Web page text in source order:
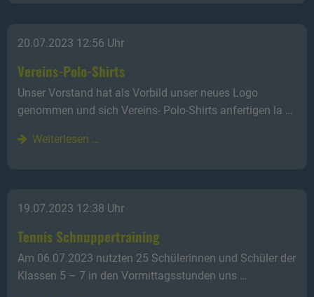
20.07.2023 12:56 Uhr
Vereins-Polo-Shirts
Unser Vorstand hat als Vorbild unser neues Logo
genommen und sich Vereins- Polo-Shirts anfertigen la …
Weiterlesen …
19.07.2023 12:38 Uhr
Tennis Schnuppertraining
Am 06.07.2023 nutzten 25 Schülerinnen und Schüler der
Klassen 5 – 7 in den Vormittagsstunden uns …